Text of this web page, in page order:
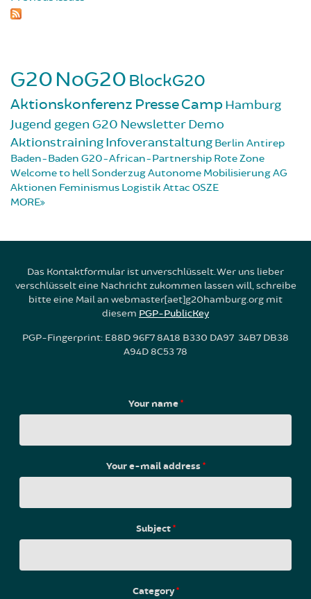
G20NoG20 BlockG20
Aktionskonferenz PresseCampHamburg
Jugend gegen G20 NewsletterDemo
AktionstrainingInfoveranstaltung Berlin Antirep
Baden-Baden G20-African-Partnership Rote Zone
Welcome to hellSonderzugAutonome MobilisierungAG
Aktionen Feminismus Logistik Attac OSZE
MORE
Das Kontaktformular ist unverschlüsselt. Wer uns lieber
verschlüsselt eine Nachricht zukommen lassen will, schreibe
bitte eine Mail an webmaster[aet]g20hamburg.org mit
diesem PGP-PublicKey
PGP-Fingerprint: E88D 96F7 8A18 B330 DA97 34B7 DB38
A94D 8C53 78
Your name*
Your e-mail address*
Subject*
Category*